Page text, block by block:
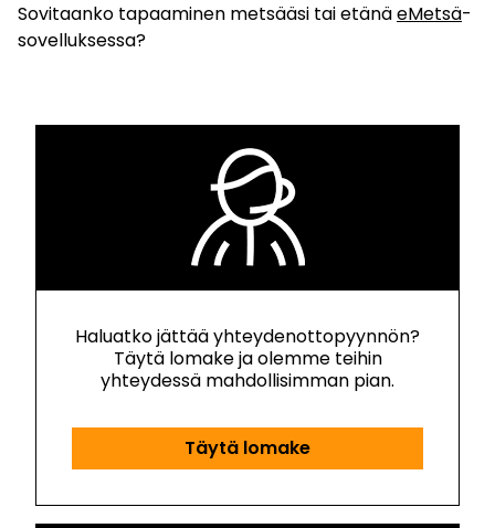
Sovitaanko tapaaminen metsääsi tai etänäeMetsä-
sovelluksessa?
Haluatko jättää yhteydenottopyynnön?
Täytä lomake ja olemme teihin
yhteydessä mahdollisimman pian.
Täytä lomake